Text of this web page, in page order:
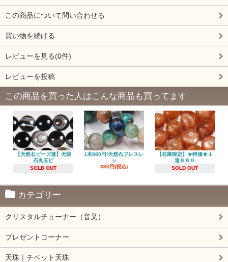
この商品について問い合わせる
買い物を続ける
レビューを見る(0件)
レビューを投稿
この商品を買った人はこんな商品も買ってます
【天然石ビーズ連】天眼
石丸玉ビ
SOLD OUT
1本880円!天然石ブレスレ
ッ
880円(税込)
【在庫限定】★特価★１
連８８０
SOLD OUT
カテゴリー
クリスタルチューナー（音叉）
プレゼントコーナー
天珠｜チベット天珠